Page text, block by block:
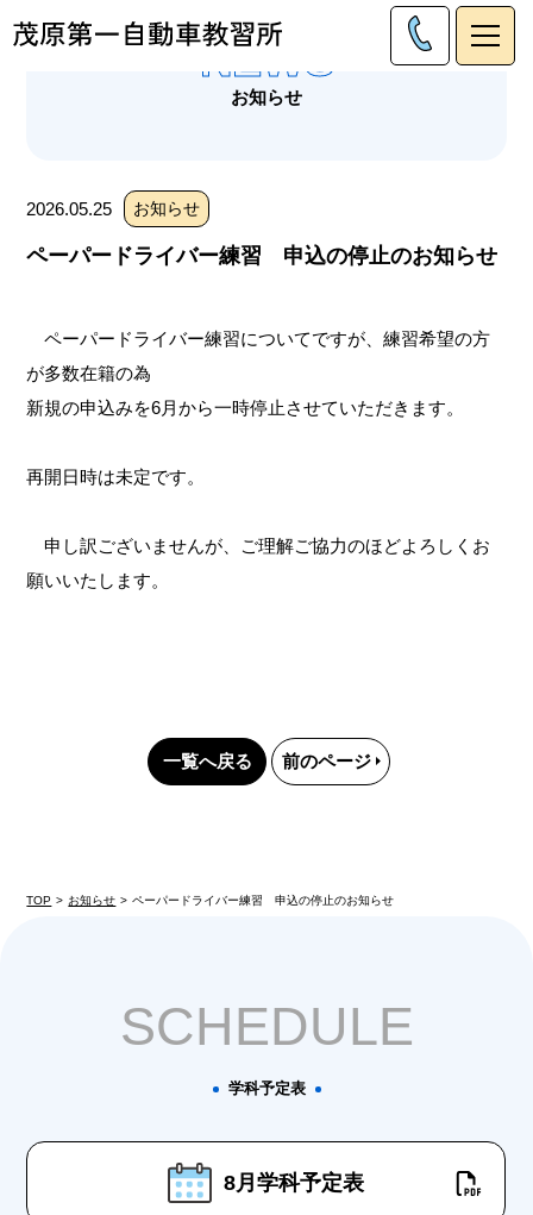
NEWS
お知らせ
2026.05.25 お知らせ
ペーパードライバー練習 申込の停止のお知らせ
ペーパードライバー練習についてですが、練習希望の方
が多数在籍の為
新規の申込みを6月から一時停止させていただきます。
再開日時は未定です。
申し訳ございませんが、ご理解ご協力のほどよろしくお
願いいたします。
一覧へ戻る 前のページ
TOP お知らせ ペーパードライバー練習 申込の停止のお知らせ
SCHEDULE
学科予定表
8月学科予定表